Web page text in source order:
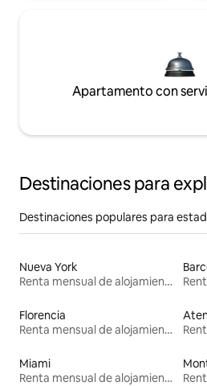
Apartamento con
Destinaciones para
Destinaciones populares para
Nueva York
Renta mensual de alojamientos
Florencia
Renta mensual de alojamientos
Miami
Renta mensual de alojamientos